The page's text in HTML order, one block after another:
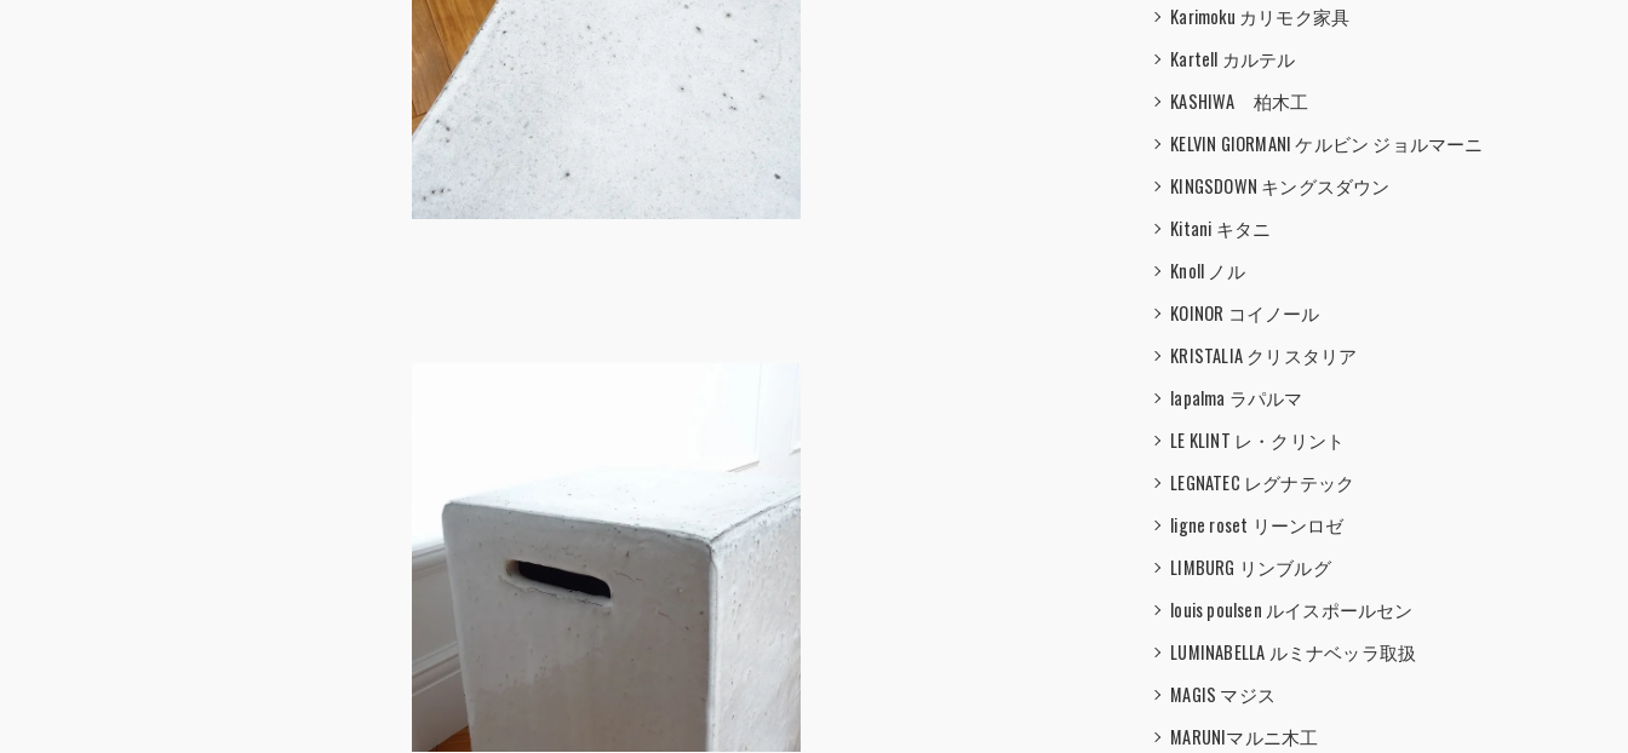
Karimoku カリモク家具
Kartell カルテル
KASHIWA 柏木工
KELVIN GIORMANI ケルビン ジョルマーニ
KINGSDOWN キングスダウン
Kitani キタニ
Knoll ノル
KOINOR コイノール
KRISTALIA クリスタリア
lapalma ラパルマ
LE KLINT レ・クリント
LEGNATEC レグナテック
ligne roset リーンロゼ
LIMBURG リンブルグ
louis poulsen ルイスポールセン
LUMINABELLA ルミナベッラ取扱
MAGIS マジス
MARUNIマルニ木工